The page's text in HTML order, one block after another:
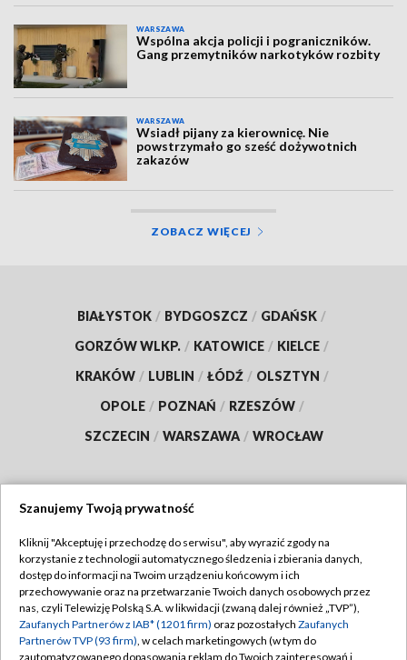
WARSZAWA
Wspólna akcja policji i pograniczników.
Gang przemytników narkotyków rozbity
WARSZAWA
Wsiadł pijany za kierownicę. Nie
powstrzymało go sześć dożywotnich
zakazów
ZOBACZ WIĘCEJ
BIAŁYSTOK / BYDGOSZCZ / GDAŃSK /
GORZÓW WLKP. / KATOWICE / KIELCE /
KRAKÓW / LUBLIN / ŁÓDŹ / OLSZTYN /
OPOLE / POZNAŃ / RZESZÓW /
SZCZECIN / WARSZAWA / WROCŁAW
TVP
Abonament TVP
Emisja w TVP
Centrum informacji TVP
Regulamin TVP
Polityka prywatności
Moje zgody
Szanujemy Twoją prywatność
Kliknij "Akceptuję i przechodzę do serwisu", aby wyrazić zgody na
korzystanie z technologii automatycznego śledzenia i zbierania danych,
dostęp do informacji na Twoim urządzeniu końcowym i ich
przechowywanie oraz na przetwarzanie Twoich danych osobowych przez
nas, czyli Telewizję Polską S.A. w likwidacji (zwaną dalej również „TVP”),
Zaufanych Partnerów z IAB* (1201 firm) oraz pozostałych Zaufanych
Partnerów TVP (93 firm), w celach marketingowych (w tym do
zautomatyzowanego dopasowania reklam do Twoich zainteresowań i